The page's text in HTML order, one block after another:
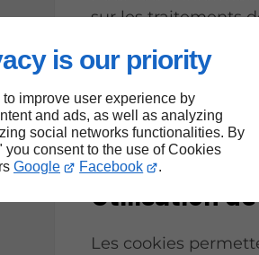
is our priority
improve user experience by
and ads, as well as analyzing
social networks functionalities. By
you consent to the use of Cookies
Google Facebook .
sur les traitements
CONSTRUCTION
et éventuellement
Ajuster mes
Utilisation
Les cookies